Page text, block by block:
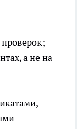
а не на